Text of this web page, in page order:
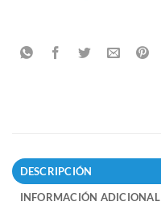
DESCRIPCIÓN
INFORMACIÓN ADICIONAL